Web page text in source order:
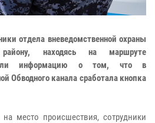
отдела вневедомственной охраны
находясь на маршруте
информацию о том, что в
Обводного канала сработала кнопка
место происшествия, сотрудники